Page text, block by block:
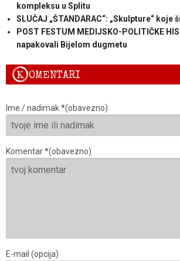
kompleksu u Splitu
SLUČAJ „ŠTANDARAC“: „Skulpture“ koje
POST FESTUM MEDIJSKO-POLITIČKE
napakovali Bijelom dugmetu
KOMENTARI
Ime / nadimak *(obavezno)
Komentar *(obavezno)
E-mail (opcija)